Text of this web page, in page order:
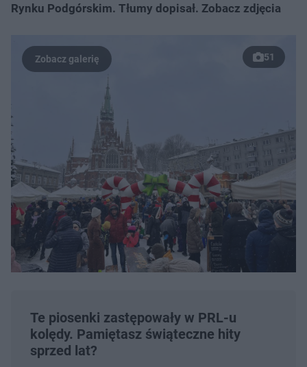
Rynku Podgórskim. Tłumy dopisał. Zobacz zdjęcia
51
Te piosenki zastępowały w PRL-u
kolędy. Pamiętasz świąteczne hity
sprzed lat?